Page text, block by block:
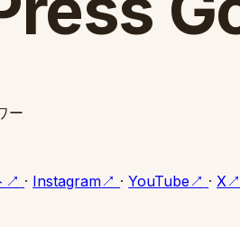
ー
↗ · Instagram↗ · YouTube↗ · X